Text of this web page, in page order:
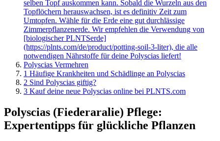
selben Topf auskommen kann. Sobald die Wurzeln aus den
Topflöchern herauswachsen, ist es definitiv Zeit zum
Umtopfen. Wähle für die Erde eine gut durchlässige
Zimmerpflanzenerde. Wir empfehlen die Verwendung von
[biologischer PLNTSerde]
(https://plnts.com/de/product/potting-soil-3-liter), die alle
notwendigen Nährstoffe für deine Polyscias liefert!
Polyscias Vermehren
1 Häufige Krankheiten und Schädlinge an Polyscias
2 Sind Polyscias giftig?
3 Kauf deine neue Polyscias online bei PLNTS.com
Polyscias (Fiederaralie) Pflege:
Expertentipps für glückliche Pflanzen